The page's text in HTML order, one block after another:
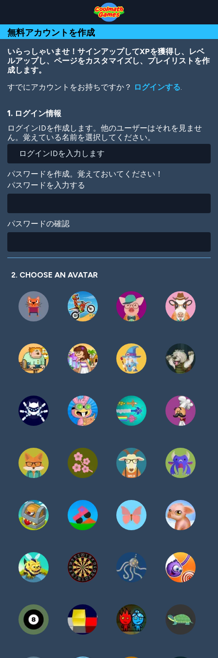
Top
of
Page
Navigation
Main
Content
Footer
ン
コ
ン
移
無料アカウントを作成
いらっしゃいませ！サインアップしてXPを獲得し、レベ
ルアップし、ページをカスタマイズし、プレイリストを作
成します。
すでにアカウントをお持ちですか？ ログインする.
1. ログイン情報
ログインIDを作成します。他のユーザーはそれを見ませ
ん。覚えている名前を選択してください。
パスワードを作成。覚えておいてください！
パスワードを入力する
パスワードの確認
2. CHOOSE AN AVATAR